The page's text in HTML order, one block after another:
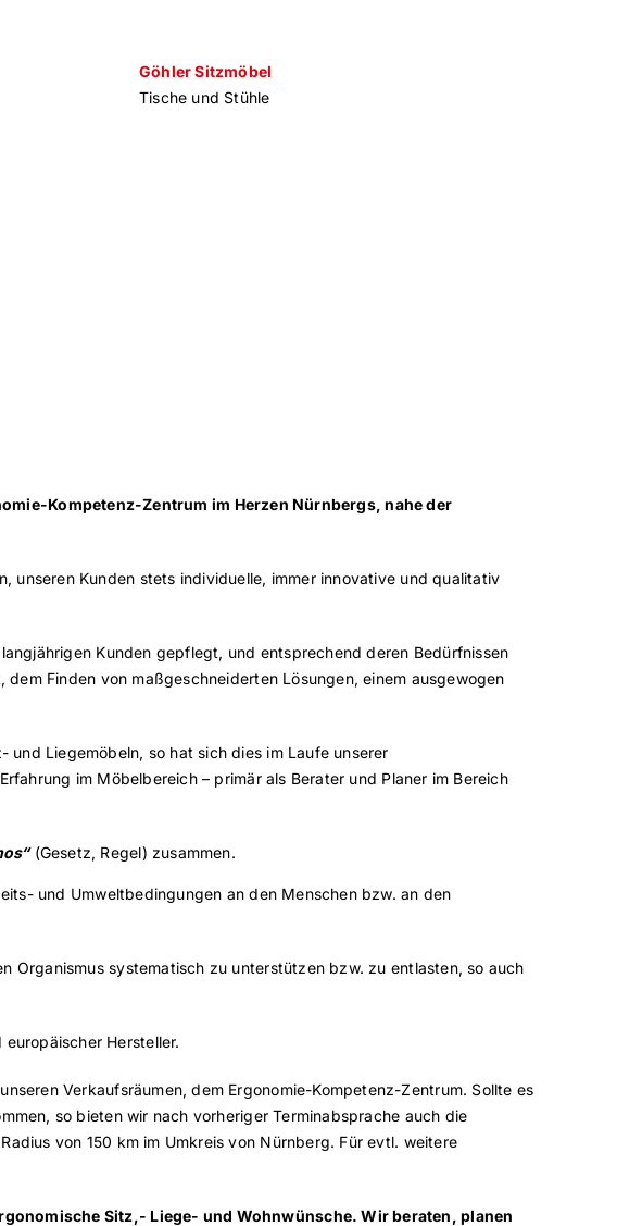
Göhler Sitzmöbel
Tische und Stühle
Kompetenz-Zentrum im Herzen Nürnbergs, nahe der
unseren Kunden stets individuelle, immer innovative und qualitativ
Kunden gepflegt, und entsprechend deren Bedürfnissen
Finden von maßgeschneiderten Lösungen, einem ausgewogen
Liegemöbeln, so hat sich dies im Laufe unserer
im Möbelbereich – primär als Berater und Planer im Bereich
(Gesetz, Regel) zusammen.
und Umweltbedingungen an den Menschen bzw. an den
Organismus systematisch zu unterstützen bzw. zu entlasten, so auch
Hersteller.
Verkaufsräumen, dem Ergonomie-Kompetenz-Zentrum. Sollte es
so bieten wir nach vorheriger Terminabsprache auch die
von 150 km im Umkreis von Nürnberg. Für evtl. weitere
Sitz,- Liege- und Wohnwünsche. Wir beraten, planen